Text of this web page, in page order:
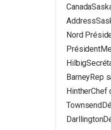
Nord
BarneyRep
HintherChef